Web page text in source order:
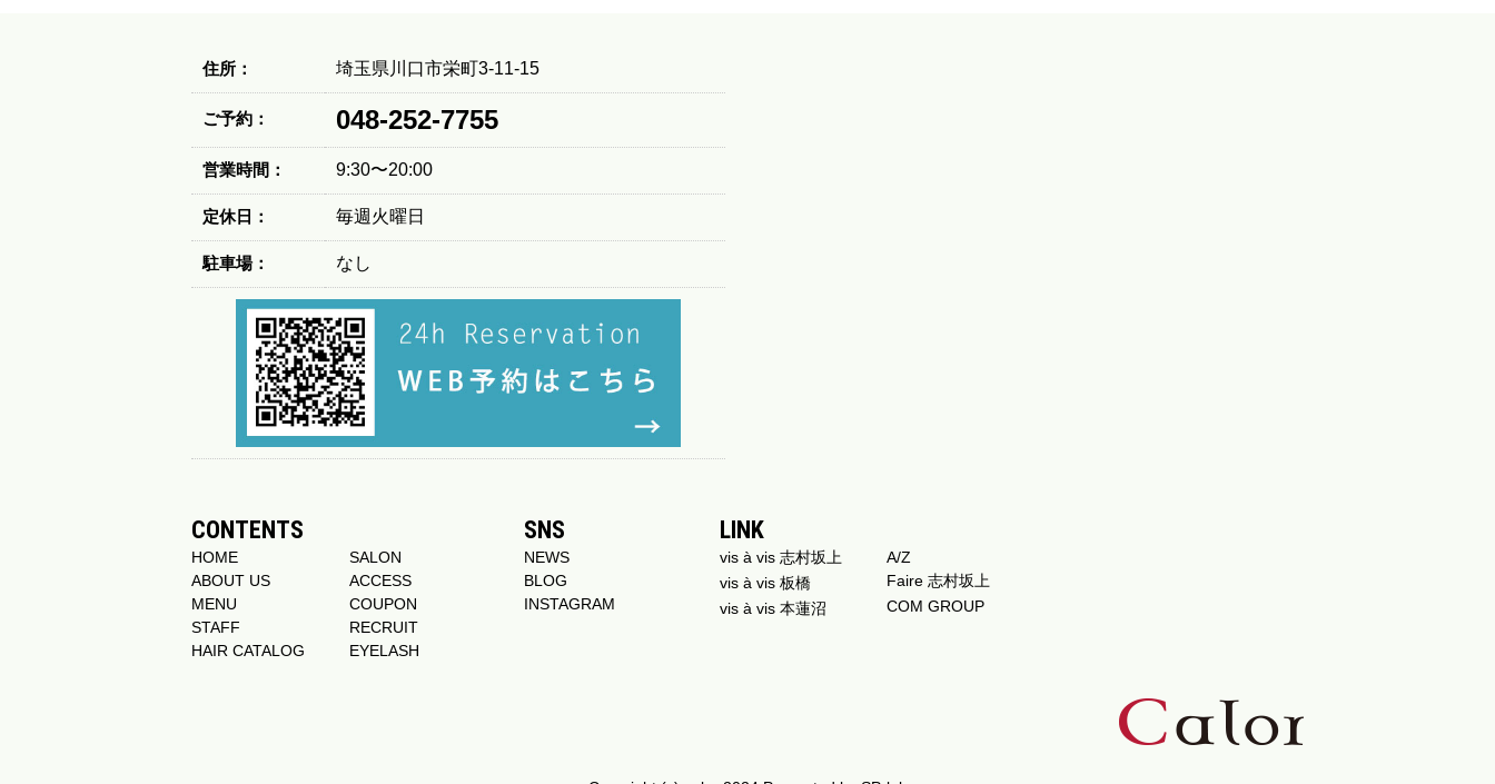
住所： 埼玉県川口市栄町3-11-15
ご予約： 048-252-7755
営業時間： 9:30〜20:00
定休日： 毎週火曜日
駐車場： なし
CONTENTS
HOME
ABOUT US
MENU
STAFF
HAIR CATALOG
SALON
ACCESS
COUPON
RECRUIT
EYELASH
SNS
NEWS
BLOG
INSTAGRAM
LINK
vis à vis 志村坂上
vis à vis 板橋
vis à vis 本蓮沼
A/Z
Faire 志村坂上
COM GROUP